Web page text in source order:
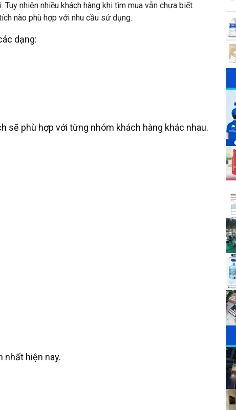
nhiên nhiều khách hàng khi tìm mua vẫn chưa biết
nào phù hợp với nhu cầu sử dụng.
dạng:
sẽ phù hợp với từng nhóm khách hàng khác nhau.
nhất hiện nay.